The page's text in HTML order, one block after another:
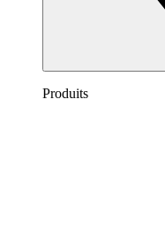
Produits